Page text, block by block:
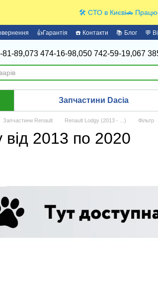
🛠️ СТО в Києві🚗
👍Гарантія ☎️ Контакти 📚 Блог 💬
81-89,073 474-16-98,050 742-59-19,067
Запчастини Dacia
Запчастини Renault Renault Lodgy (2013 - ...) Фільтр
2013 по 2020